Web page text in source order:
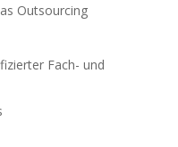
Outsourcing
Fach- und